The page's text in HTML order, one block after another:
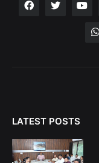
LATEST POSTS